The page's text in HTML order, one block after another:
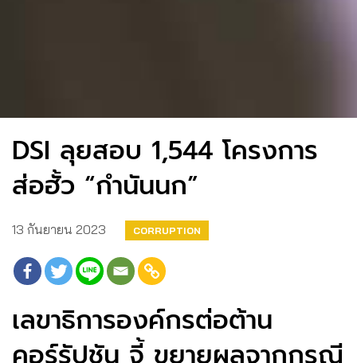
DSI ลุยสอบ 1,544 โครงการ
ส่อฮั้ว “กำนันนก”
13 กันยายน 2023 CORRUPTION
เลขาธิการองค์กรต่อต้าน
คอร์รัปชัน จี้ ขยายผลจากกรณี